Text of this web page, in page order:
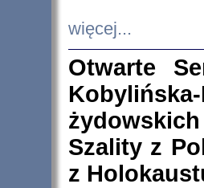
więcej...
Otwarte
Szality z
z